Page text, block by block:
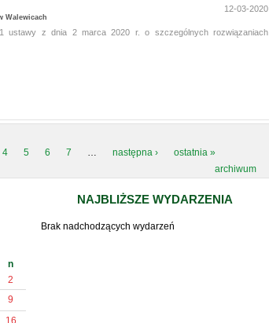
12-03-2020
Walewicach
ustawy z dnia 2 marca 2020 r. o szczególnych rozwiązaniach
4 5 6 7 … następna ›
ostatnia »
archiwum
n
2
9
16
NAJBLIŻSZE WYDARZENIA
Brak nadchodzących wydarzeń